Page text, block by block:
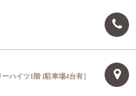
ハイツ1階 [駐車場4台有］